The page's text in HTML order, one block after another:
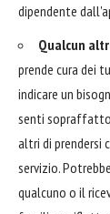
dipendente
Qualcun
prende cura dei
indicare un
senti
altri di prendersi
servizio.
qualcuno o il